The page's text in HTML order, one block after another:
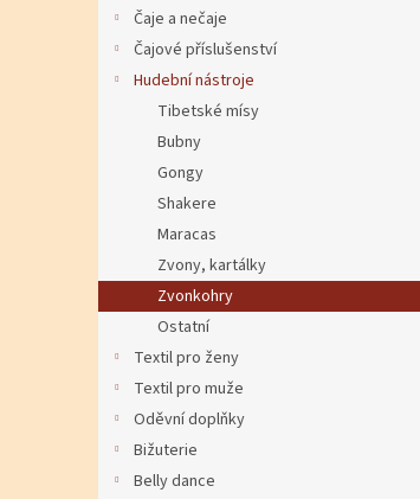
Čaje a nečaje
Čajové příslušenství
Hudební nástroje
Tibetské mísy
Bubny
Gongy
Shakere
Maracas
Zvony, kartálky
Zvonkohry
Ostatní
Textil pro ženy
Textil pro muže
Oděvní doplňky
Bižuterie
Belly dance